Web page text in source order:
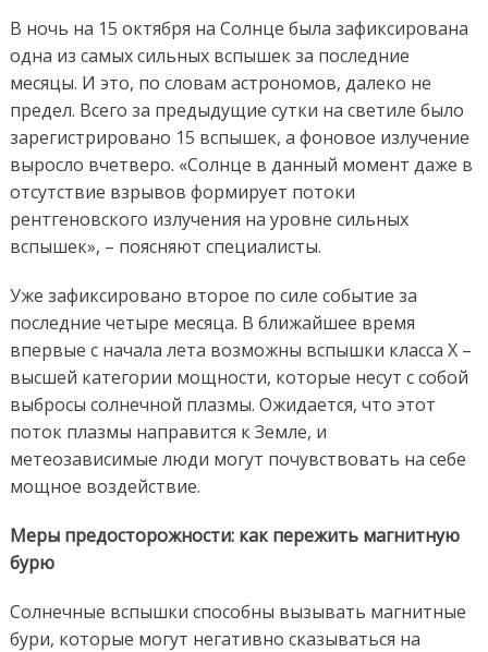
В ночь на 15 октября на Солнце была зафиксирована
одна из самых сильных вспышек за последние
месяцы. И это, по словам астрономов, далеко не
предел. Всего за предыдущие сутки на светиле было
зарегистрировано 15 вспышек, а фоновое излучение
выросло вчетверо. «Солнце в данный момент даже в
отсутствие взрывов формирует потоки
рентгеновского излучения на уровне сильных
вспышек», – поясняют специалисты.
Уже зафиксировано второе по силе событие за
последние четыре месяца. В ближайшее время
впервые с начала лета возможны вспышки класса X –
высшей категории мощности, которые несут с собой
выбросы солнечной плазмы. Ожидается, что этот
поток плазмы направится к Земле, и
метеозависимые люди могут почувствовать на себе
мощное воздействие.
Меры предосторожности: как пережить магнитную
бурю
Солнечные вспышки способны вызывать магнитные
бури, которые могут негативно сказываться на